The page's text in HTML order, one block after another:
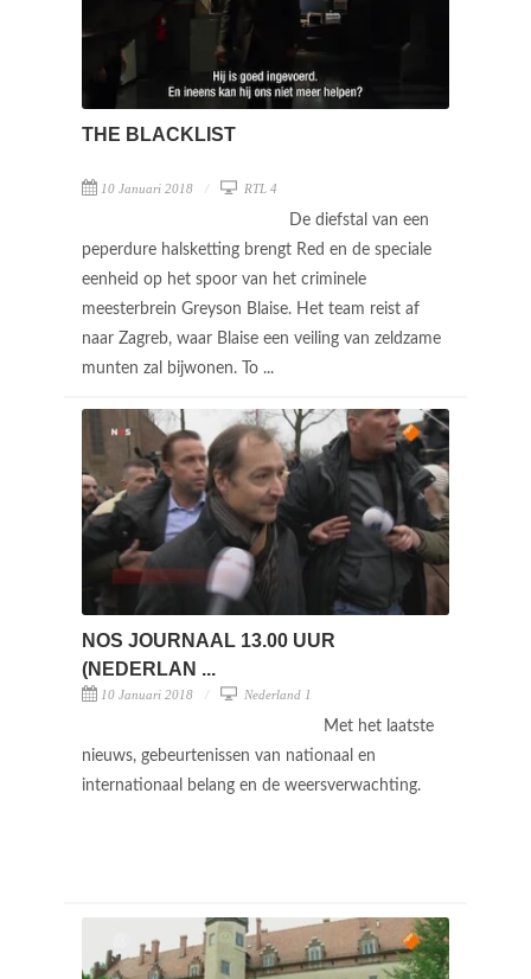
THE BLACKLIST
10 Januari 2018 RTL 4
De diefstal van een
peperdure halsketting brengt Red en de speciale
eenheid op het spoor van het criminele
meesterbrein Greyson Blaise. Het team reist af
naar Zagreb, waar Blaise een veiling van zeldzame
munten zal bijwonen. To ...
NOS JOURNAAL 13.00 UUR
(NEDERLAN ...
10 Januari 2018 Nederland 1
Met het laatste
nieuws, gebeurtenissen van nationaal en
internationaal belang en de weersverwachting.